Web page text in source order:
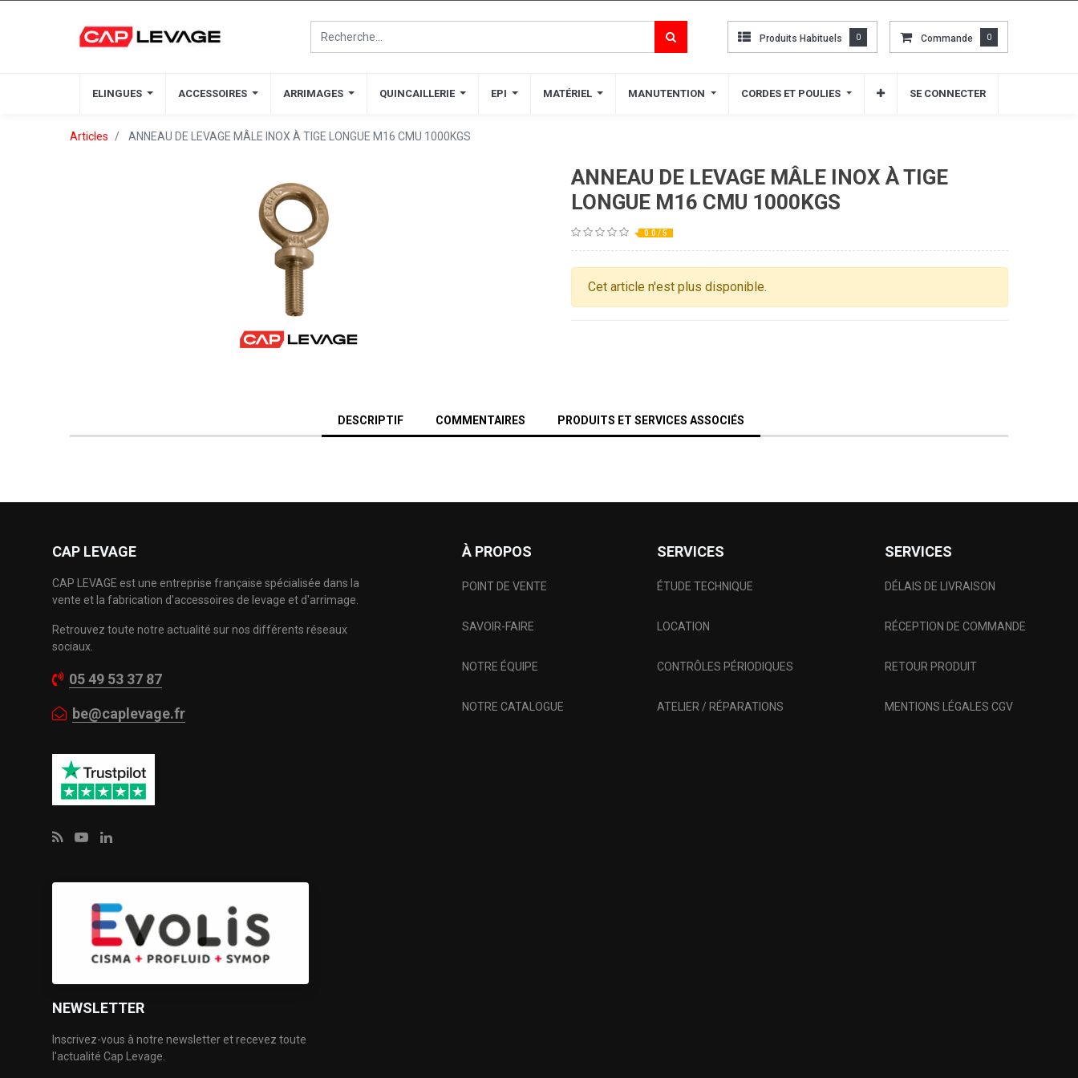
Produits Habituels 0 Commande 0
ELINGUES ACCESSOIRES ARRIMAGES QUINCAILLERIE EPI MATÉRIEL MANUTENTION CORDES ET POULIES SE CONNECTER
Produits Habituels 0 Commande 0
ELINGUES ACCESSOIRES ARRIMAGES QUINCAILLERIE EPI MATÉRIEL MANUTENTION CORDES ET POULIES SE CONNECTER
Articles ANNEAU DE LEVAGE MÂLE INOX À TIGE LONGUE M16 CMU 1000KGS
ANNEAU DE LEVAGE MÂLE INOX À TIGE
LONGUE M16 CMU 1000KGS
0.0 / 5
Cet article n'est plus disponible.
DESCRIPTIF COMMENTAIRES PRODUITS ET SERVICES ASSOCIÉS
CAP LEVAGE
CAP LEVAGE est une entreprise française spécialisée dans la
vente et la fabrication d'accessoires de levage et d'arrimage.
Retrouvez toute notre actualité sur nos différents réseaux
sociaux.
05 49 53 37 87
be@caplevage.fr
À PROPOS
POINT DE VENTE
SAVOIR-FAIRE
NOTRE ÉQUIPE
NOTRE CATALOGUE
SERVICES
ÉTUDE TECHNIQUE
LOCATION
CONTRÔLES PÉRIODIQUES
ATELIER / RÉPARATIONS
SERVICES
DÉLAIS DE LIVRAISON
RÉCEPTION DE COMMANDE
RETOUR PRODUIT
MENTIONS LÉGALES CGV
NEWSLETTER
Inscrivez-vous à notre newsletter et recevez toute
l'actualité Cap Levage.